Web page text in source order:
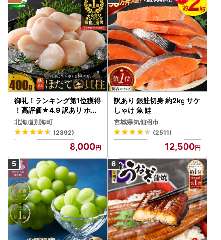
御礼！ランキング第1位獲得
！高評価★4.9 訳あり ホタ
テ 400g（ほたて 帆立 貝柱
冷凍 ）
北海道別海町
(2892)
8,000
訳あり 銀鮭切身 約2kg サケ
しゃけ 魚 鮭
宮城県気仙沼市
(2511)
12,500